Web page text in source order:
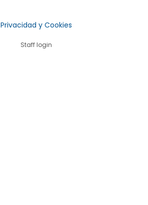
Privacidad y Cookies
Staff login